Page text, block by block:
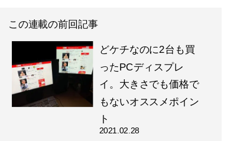
この連載の前回記事
どケチなのに2台も買
ったPCディスプレ
イ。大きさでも価格で
もないオススメポイン
ト
2021.02.28